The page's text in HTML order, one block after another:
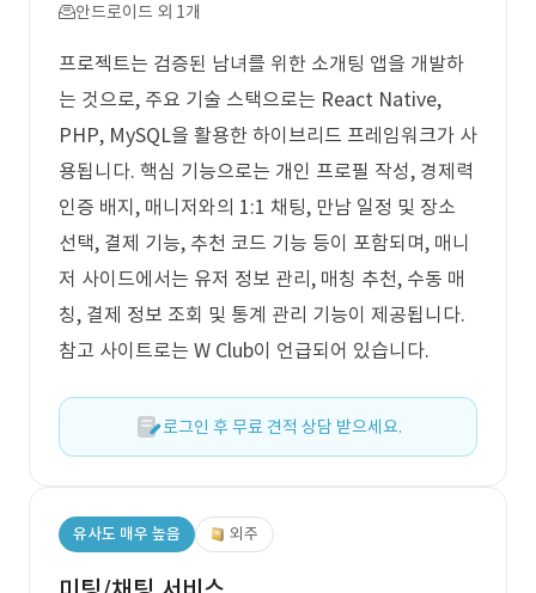
안드로이드 외 1개
프로젝트는 검증된 남녀를 위한 소개팅 앱을 개발하
는 것으로, 주요 기술 스택으로는 React Native,
PHP, MySQL을 활용한 하이브리드 프레임워크가 사
용됩니다. 핵심 기능으로는 개인 프로필 작성, 경제력
인증 배지, 매니저와의 1:1 채팅, 만남 일정 및 장소
선택, 결제 기능, 추천 코드 기능 등이 포함되며, 매니
저 사이드에서는 유저 정보 관리, 매칭 추천, 수동 매
칭, 결제 정보 조회 및 통계 관리 기능이 제공됩니다.
참고 사이트로는 W Club이 언급되어 있습니다.
로그인 후 무료 견적 상담 받으세요.
유사도 매우 높음 외주